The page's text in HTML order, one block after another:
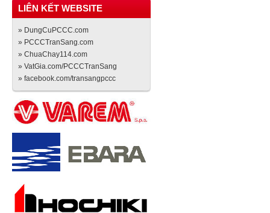
LIÊN KẾT WEBSITE
» DungCuPCCC.com
» PCCCTranSang.com
» ChuaChay114.com
» VatGia.com/PCCCTranSang
» facebook.com/transangpccc